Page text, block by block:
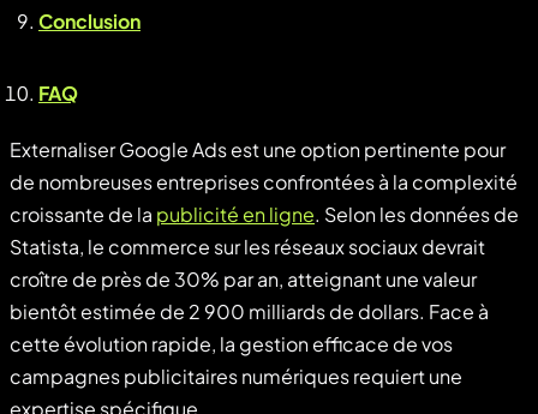
Conclusion
FAQ
Externaliser Google Ads est une option pertinente pour
de nombreuses entreprises confrontées à la complexité
croissante de la publicité en ligne. Selon les données de
Statista, le commerce sur les réseaux sociaux devrait
croître de près de 30% par an, atteignant une valeur
bientôt estimée de 2 900 milliards de dollars. Face à
cette évolution rapide, la gestion efficace de vos
campagnes publicitaires numériques requiert une